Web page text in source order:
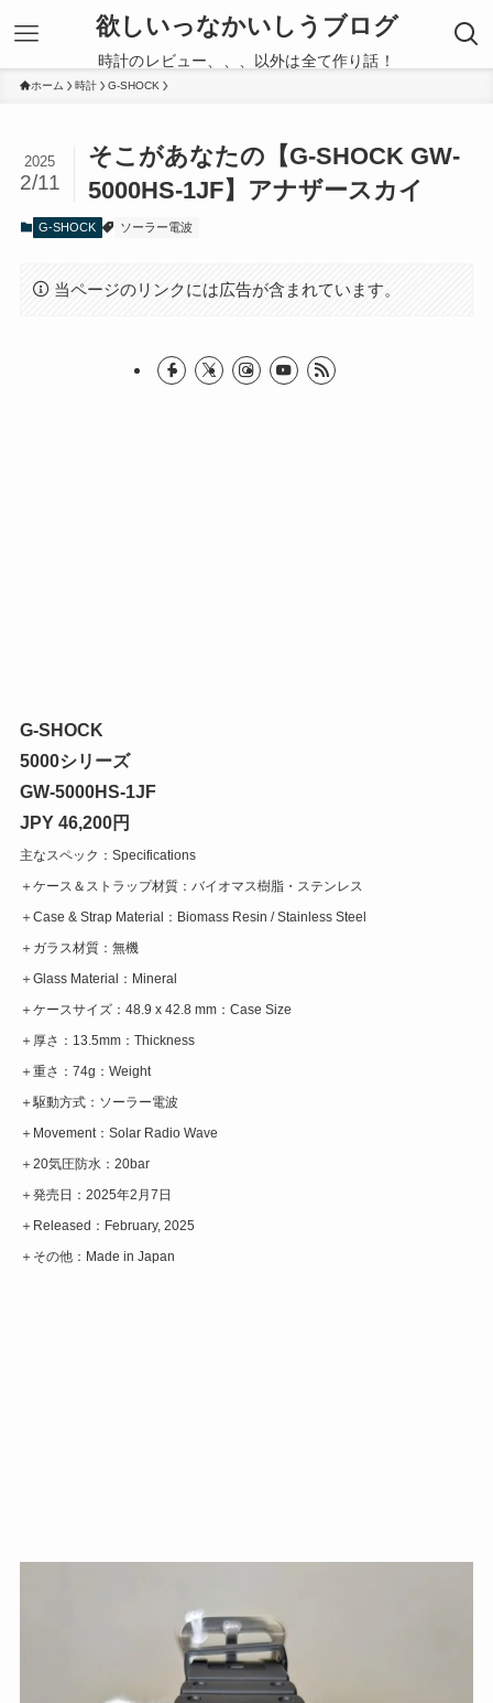
欲しいっなかいしうブログ
時計のレビュー、、、以外は全て作り話！
ホーム 時計 G-SHOCK
そこがあなたの【G-SHOCK GW-
5000HS-1JF】アナザースカイ
2025
2/11
G-SHOCK ソーラー電波
当ページのリンクには広告が含まれています。
G-SHOCK
5000シリーズ
GW-5000HS-1JF
JPY 46,200円
主なスペック：Specifications
＋ケース＆ストラップ材質：バイオマス樹脂・ステンレス
＋Case & Strap Material：Biomass Resin / Stainless Steel
＋ガラス材質：無機
＋Glass Material：Mineral
＋ケースサイズ：48.9 x 42.8 mm：Case Size
＋厚さ：13.5mm：Thickness
＋重さ：74g：Weight
＋駆動方式：ソーラー電波
＋Movement：Solar Radio Wave
＋20気圧防水：20bar
＋発売日：2025年2月7日
＋Released：February, 2025
＋その他：Made in Japan